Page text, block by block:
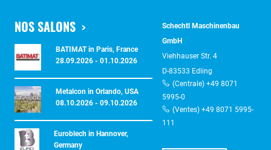
NOS SALONS
BATIMAT in Paris, France
28.09.2026 - 01.10.2026
Metalcon in Orlando, USA
08.10.2026 - 09.10.2026
Euroblech in Hannover,
Germany
Schechtl Maschinenbau
GmbH
Viehhauser Str. 4
D-83533 Edling
(Centrale) +49 8071
5995-0
(Ventes) +49 8071 5995-
111